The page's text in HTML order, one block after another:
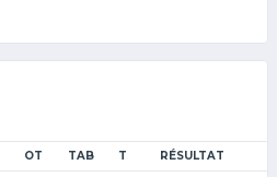
OT TAB T RÉSULTAT